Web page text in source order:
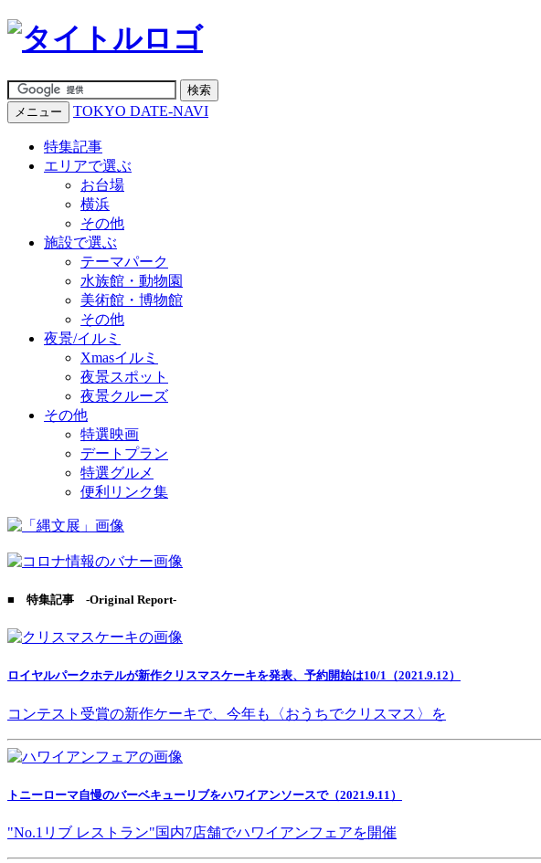
メニュー TOKYO DATE-NAVI
特集記事
エリアで選ぶ
お台場
横浜
その他
施設で選ぶ
テーマパーク
水族館・動物園
美術館・博物館
その他
夜景/イルミ
Xmasイルミ
夜景スポット
夜景クルーズ
その他
特選映画
デートプラン
特選グルメ
便利リンク集
■ 特集記事 -Original Report-
ロイヤルパークホテルが新作クリスマスケーキを発表、予約開始は10/1（2021.9.12）
コンテスト受賞の新作ケーキで、今年も〈おうちでクリスマス〉を
トニーローマ自慢のバーベキューリブをハワイアンソースで（2021.9.11）
"No.1リブ レストラン"国内7店舗でハワイアンフェアを開催